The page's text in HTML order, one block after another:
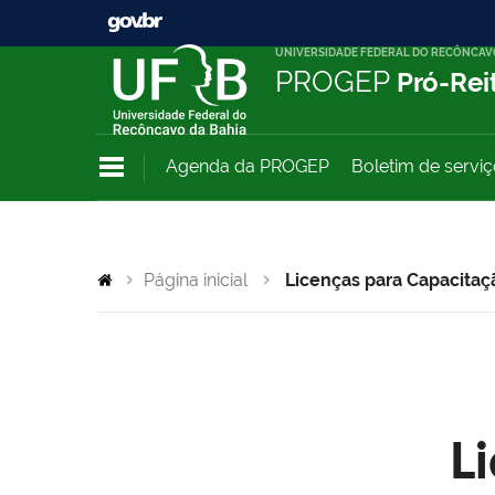
UNIVERSIDADE FEDERAL DO
PROGEP Pró-
Agenda da PROGEP Boletim de
Página inicial Licenças para